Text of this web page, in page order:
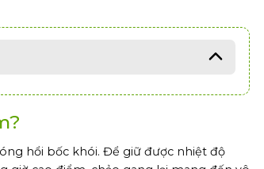
hổi bốc khói. Để giữ được nhiệt độ